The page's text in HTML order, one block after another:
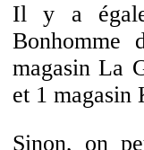
Il y a
Bonhomme
magasin La
et 1 magasin
Sinon, on